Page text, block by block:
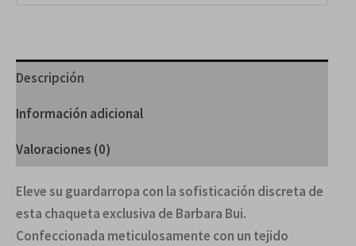
Descripción
Información adicional
Valoraciones (0)
Eleve su guardarropa con la sofisticación discreta de
esta chaqueta exclusiva de Barbara Bui.
Confeccionada meticulosamente con un tejido